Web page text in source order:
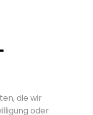
die wir
oder